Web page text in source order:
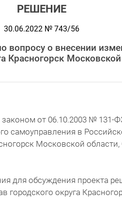
РЕШЕНИЕ
30.06.2022 № 743/56
вопросу о внесении
Красногорск
от 06.10.2003 № 131-
самоуправления в
Московской области,
для обсуждения проекта
городского округа